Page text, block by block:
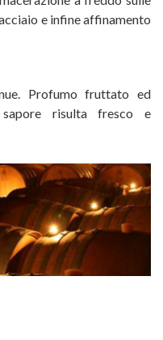
e infine affinamento
Profumo fruttato ed
risulta fresco e